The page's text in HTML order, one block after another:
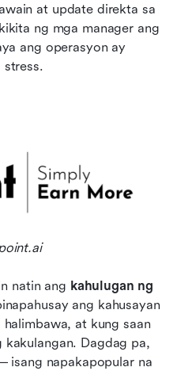
at update direkta sa
ng mga manager ang
ang operasyon ay
stress.
natin ang kahulugan ng
ang kahusayan
at kung saan
Dagdag pa,
isang napakapopular na